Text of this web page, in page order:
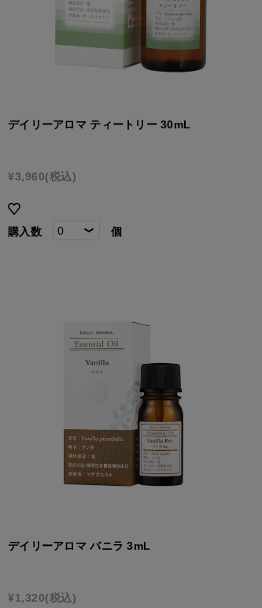
デイリーアロマ ティートリー 30mL
¥3,960(税込)
購入数 個
デイリーアロマ バニラ 3mL
¥1,320(税込)